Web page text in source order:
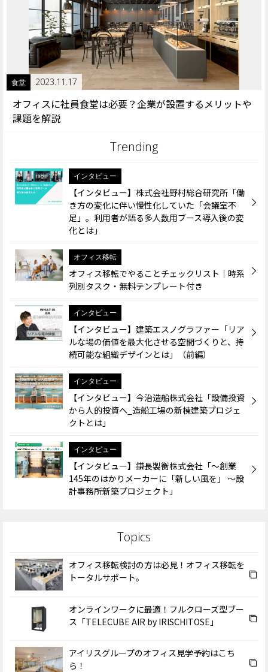
食堂 2023.11.17
オフィスに社員食堂は必要？企業が設置するメリットや
課題を解説
インタビュー
【インタビュー】株式会社野村総合研究所「働
き方の変化に伴い慢性化していた「会議室不
足」。利用者が語る多人数用ブース導入後の変
化とは」
オフィス移転
オフィス移転でやることチェックリスト｜時系
列別タスク・無料テンプレート付き
インタビュー
【インタビュー】建築エスノグラファー「リア
ルな場の価値を最大化させる空間づくりと、持
続可能な組織デザインとは」（前編）
インタビュー
【インタビュー】今治造船株式会社「設備投資
から人的投資へ_造船工場の新棟建築プロジェ
クトとは」
インタビュー
【インタビュー】鎌長製衡株式会社「～創業
145年のはかりメーカーに「新しい風を」 ～設
計事務所新築プロジェクト」
オフィス移転検討の方は必見！オフィス移転を
トータルサポート。
オンラインワークに最適！フルクローズ型ブー
ス「TELECUBE AIR by IRISCHITOSE」
アイリスグループのオフィス見学予約はこち
ら！